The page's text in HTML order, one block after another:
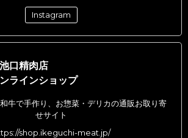
Instagram
池口精肉店
ラインショップ
牛で手作り、お惣菜・デリカの通販お取り寄
せサイト
shop.ikeguchi-meat.jp/